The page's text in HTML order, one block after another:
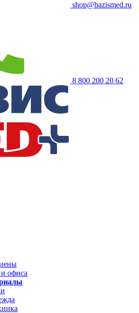
shop@bazismed.ru
8 800 200 20 62
офиса